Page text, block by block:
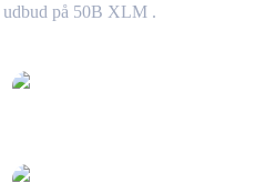
på 50B XLM .